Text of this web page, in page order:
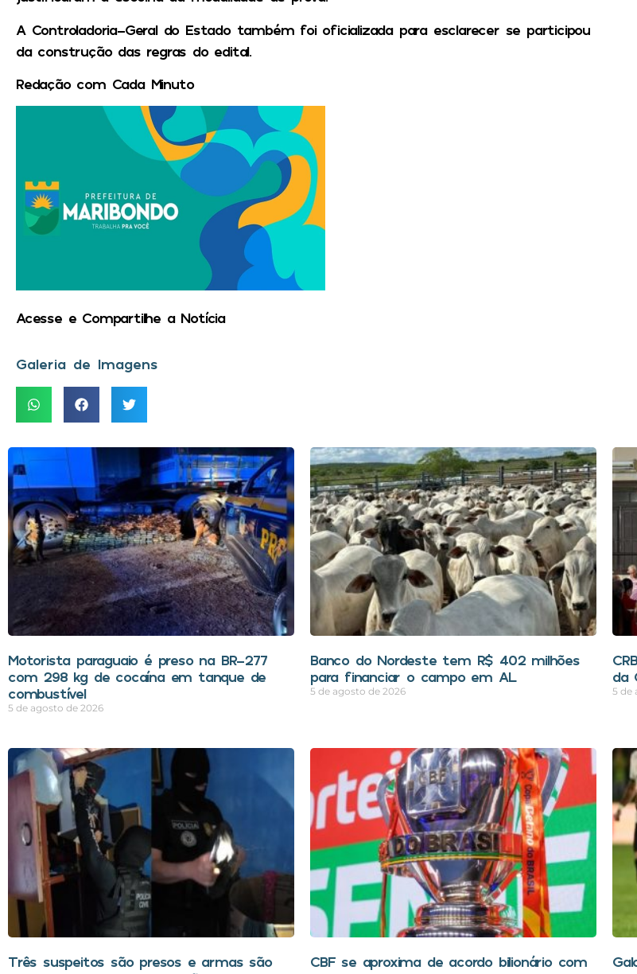
A Controladoria-Geral do Estado também foi oficializada para esclarecer se participou
da construção das regras do edital.
Redação com Cada Minuto
Acesse e Compartilhe a Notícia
Galeria de Imagens
Motorista paraguaio é preso na BR-277
com 298 kg de cocaína em tanque de
combustível
5 de agosto de 2026
Banco do Nordeste tem R$ 402 milhões
para financiar o campo em AL
5 de agosto de 2026
da
5 de
Três suspeitos são presos e armas são
CBF se aproxima de acordo bilionário com